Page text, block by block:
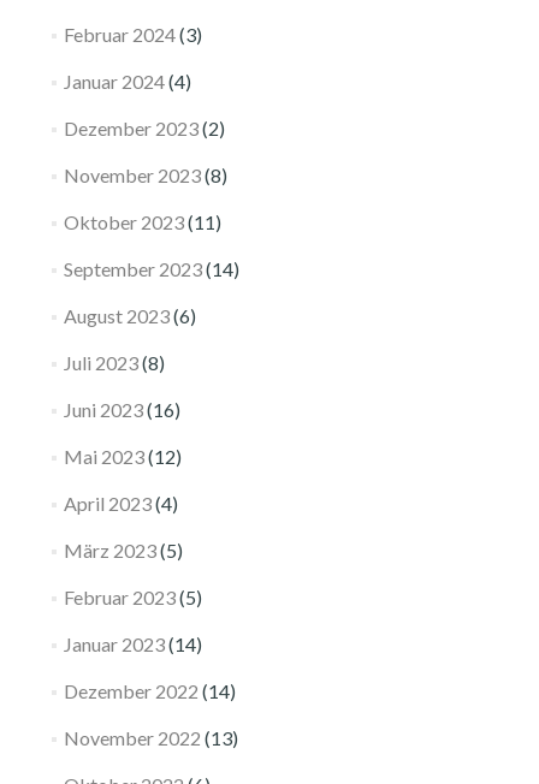
Februar 2024(3)
Januar 2024(4)
Dezember 2023(2)
November 2023(8)
Oktober 2023(11)
September 2023(14)
August 2023(6)
Juli 2023(8)
Juni 2023(16)
Mai 2023(12)
April 2023(4)
März 2023(5)
Februar 2023(5)
Januar 2023(14)
Dezember 2022 (14)
November 2022 (13)